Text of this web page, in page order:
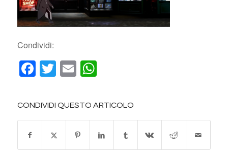
Condividi:
Facebook
Twitter
EmailWhatsApp
CONDIVIDI QUESTO ARTICOLO